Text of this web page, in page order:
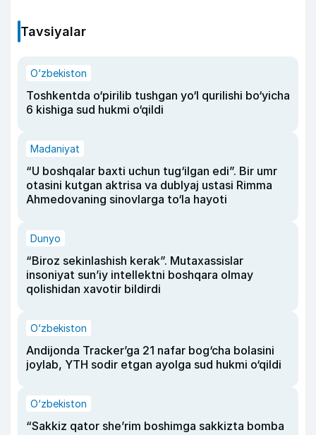
Tavsiyalar
O‘zbekiston
Toshkentda o‘pirilib tushgan yo‘l qurilishi bo‘yicha
6 kishiga sud hukmi o‘qildi
Madaniyat
“U boshqalar baxti uchun tug‘ilgan edi”. Bir umr
otasini kutgan aktrisa va dublyaj ustasi Rimma
Ahmedovaning sinovlarga to‘la hayoti
Dunyo
“Biroz sekinlashish kerak”. Mutaxassislar
insoniyat sun’iy intellektni boshqara olmay
qolishidan xavotir bildirdi
O‘zbekiston
Andijonda Tracker’ga 21 nafar bog‘cha bolasini
joylab, YTH sodir etgan ayolga sud hukmi o‘qildi
O‘zbekiston
“Sakkiz qator she’rim boshimga sakkizta bomba